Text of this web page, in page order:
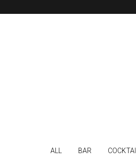
ALL BAR COCKTAIL